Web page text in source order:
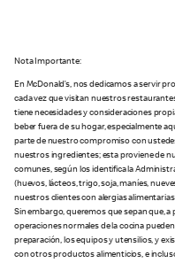
Nota Importante:
En McDonald’s, nos dedicamos a servir
cada vez que visitan nuestros
tiene necesidades y consideraciones
beber fuera de su hogar, especialmente
parte de nuestro compromiso con
nuestros ingredientes; esta proviene de
comunes, según los identifica la
(huevos, lácteos, trigo, soja, maníes,
nuestros clientes con alergias
Sin embargo, queremos que sepan que, a
operaciones normales de la cocina
preparación, los equipos y utensilios, y
con otros productos alimenticios, e